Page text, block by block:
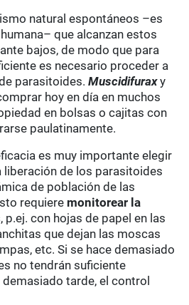
natural espontáneos –es
que alcanzan estos
bajos, de modo que para
es necesario proceder a
parasitoides.Muscidifurax y
hoy en día en muchos
en bolsas o cajitas con
paulatinamente.
es muy importante elegir
liberación de los parasitoides
de población de las
requiere monitorear la
, p.ej. con hojas de papel en las
que dejan las moscas
etc. Si se hace demasiado
no tendrán suficiente
demasiado tarde, el control